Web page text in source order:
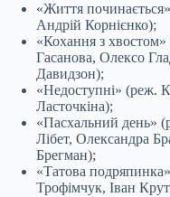
«Життя
Андрій Корнієнко);
«Кохання з
Гасанова, Олексо
Давидзон);
«Недоступні» (реж.
Ласточкіна);
«Пасхальний день»
Лібет, Олександра
Брегман);
«Татова
Трофімчук, Іван